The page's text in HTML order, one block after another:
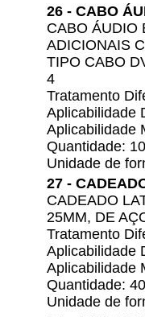
26 - CABO
CABO ÁUDIO
ADICIONAIS
TIPO CABO
4
Tratamento
Aplicabilidade
Aplicabilidade
Quantidade:
Unidade de
27 -
CADEADO
25MM, DE
Tratamento
Aplicabilidade
Aplicabilidade
Quantidade: 40
Unidade de